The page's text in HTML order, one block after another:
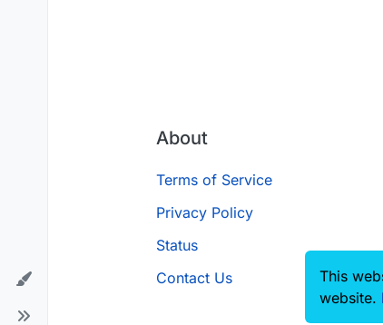
About
Terms of Service
Privacy Policy
Status
Contact Us
This
website.